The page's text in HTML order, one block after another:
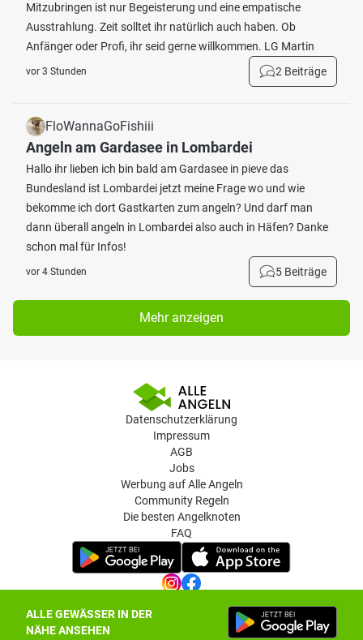
ALLE GEWÄSSER IN DER
NÄHE ANSEHEN
Mitzubringen ist nur Begeisterung und eine empatische
Ausstrahlung. Zeit solltet ihr natürlich auch haben. Ob
Anfänger oder Profi, ihr seid gerne willkommen. LG Martin
vor 3 Stunden 2 Beiträge
FloWannaGoFishiii
Angeln am Gardasee in Lombardei
Hallo ihr lieben ich bin bald am Gardasee in pieve das
Bundesland ist Lombardei jetzt meine Frage wo und wie
bekomme ich dort Gastkarten zum angeln? Und darf man
dann überall angeln in Lombardei also auch in Häfen? Danke
schon mal für Infos!
vor 4 Stunden 5 Beiträge
Mehr anzeigen
Datenschutzerklärung
Impressum
AGB
Jobs
Werbung auf Alle Angeln
Community Regeln
Die besten Angelknoten
FAQ
Datenschutz-Einstellungen